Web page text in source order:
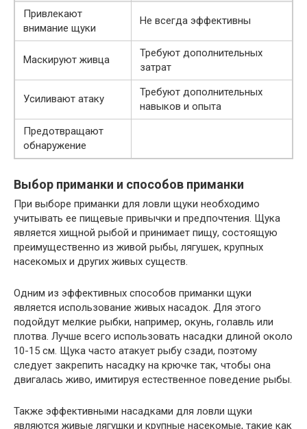
Привлекают
внимание щуки
Не всегда эффективны
Маскируют живца
Требуют дополнительных
затрат
Усиливают атаку
Требуют дополнительных
навыков и опыта
Предотвращают
обнаружение
Выбор приманки и способов приманки
При выборе приманки для ловли щуки необходимо
учитывать ее пищевые привычки и предпочтения. Щука
является хищной рыбой и принимает пищу, состоящую
преимущественно из живой рыбы, лягушек, крупных
насекомых и других живых существ.
Одним из эффективных способов приманки щуки
является использование живых насадок. Для этого
подойдут мелкие рыбки, например, окунь, голавль или
плотва. Лучше всего использовать насадки длиной около
10-15 см. Щука часто атакует рыбу сзади, поэтому
следует закрепить насадку на крючке так, чтобы она
двигалась живо, имитируя естественное поведение рыбы.
Также эффективными насадками для ловли щуки
являются живые лягушки и крупные насекомые, такие как